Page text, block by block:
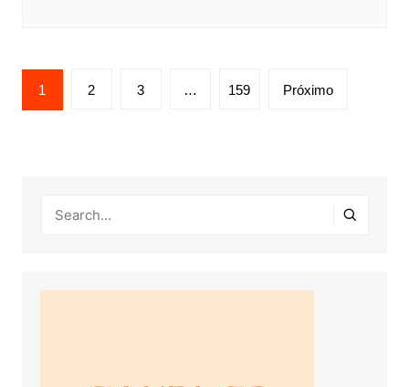
Navegação
por
1 2 3 … 159 Próximo